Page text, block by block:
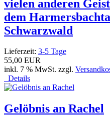
vielen anderen
dem
Schwarzwald
Lieferzeit: 3-5 Tage
55,00 EUR
inkl. 7 % MwSt. zzgl.
Details
Gelöbnis an Rachel